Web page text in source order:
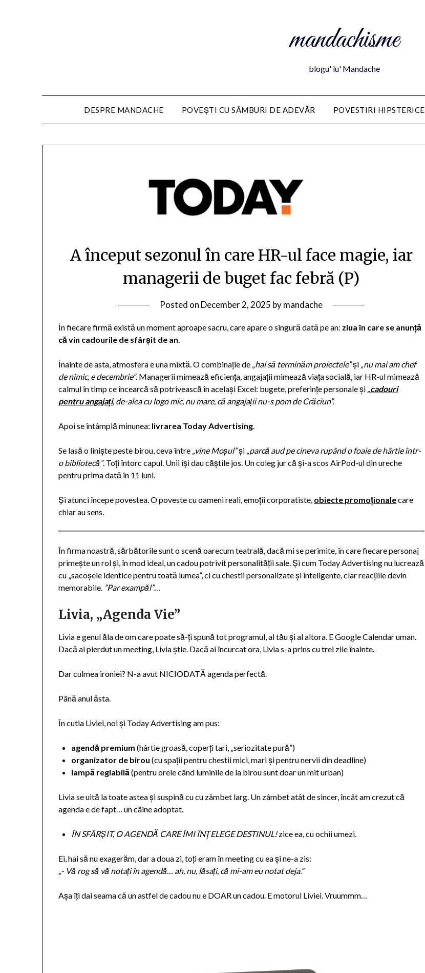
mandachisme
blogu' lu' Mandache
DESPRE MANDACHE POVEȘTI CU SÂMBURI DE ADEVĂR POVESTIRI HIPSTERICE
A început sezonul în care HR-ul face magie, iar
managerii de buget fac febră (P)
Posted on December 2, 2025 bymandache
În fiecare firmă există un moment aproape sacru, care apare o singură dată pe an: ziua în care se anunță
că vin cadourile de sfârșit de an.
Înainte de asta, atmosfera e una mixtă. O combinație de „hai să terminăm proiectele”și „nu mai am chef
de nimic, e decembrie”. Managerii mimează eficiența, angajații mimează viața socială, iar HR-ul mimează
calmul în timp ce încearcă să potrivească în același Excel: bugete, preferințe personale și „cadouri
pentru angajați, de-alea cu logo mic, nu mare, că angajații nu-s pom de Crăciun”.
Apoi se întâmplă minunea: livrarea Today Advertising.
Se lasă o liniște peste birou, ceva între „vine Moșul”și „parcă aud pe cineva rupând o foaie de hârtie într-
o bibliotecă”. Toți întorc capul. Unii își dau căștile jos. Un coleg jur că și-a scos AirPod-ul din ureche
pentru prima dată în 11 luni.
Și atunci începe povestea. O poveste cu oameni reali, emoții corporatiste, obiecte promoționalecare
chiar au sens.
În firma noastră, sărbătorile sunt o scenă oarecum teatrală, dacă mi se perimite, în care fiecare personaj
primește un rol și, în mod ideal, un cadou potrivit personalității sale. Și cum Today Advertising nu lucrează
cu „sacoșele identice pentru toată lumea”, ci cu chestii personalizate și inteligente, clar reacțiile devin
memorabile. ”Par exampăl”…
Livia, „Agenda Vie”
Livia e genul ăla de om care poate să-ți spună tot programul, al tău și al altora. E Google Calendar uman.
Dacă ai pierdut un meeting, Livia știe. Dacă ai încurcat ora, Livia s-a prins cu trei zile înainte.
Dar culmea ironiei? N-a avut NICIODATĂ agenda perfectă.
Până anul ăsta.
În cutia Liviei, noi și Today Advertising am pus:
agendă premium (hârtie groasă, coperți tari, „seriozitate pură”)
organizator de birou (cu spații pentru chestii mici, mari și pentru nervii din deadline)
lampă reglabilă (pentru orele când luminile de la birou sunt doar un mit urban)
Livia se uită la toate astea și suspină cu cu zâmbet larg. Un zâmbet atât de sincer, încât am crezut că
agenda e de fapt… un câine adoptat.
ÎN SFÂRȘIT, O AGENDĂ CARE ÎMI ÎNȚELEGE DESTINUL!zice ea, cu ochii umezi.
Ei, hai să nu exagerăm, dar a doua zi, toți eram în meeting cu ea și ne-a zis:
„- Vă rog să vă notați în agendă… ah, nu, lăsați, că mi-am eu notat deja.”
Așa îți dai seama că un astfel de cadou nu e DOAR un cadou. E motorul Liviei. Vruummm…